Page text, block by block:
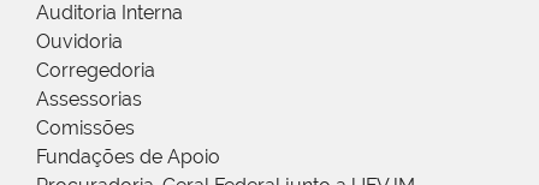
Auditoria Interna
Ouvidoria
Corregedoria
Assessorias
Comissões
Fundações de Apoio